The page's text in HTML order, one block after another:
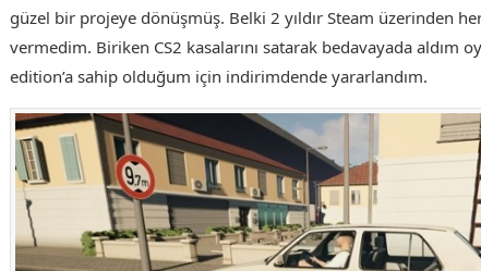
güzel bir projeye dönüşmüş. Belki 2 yıldır Steam üzerinden
vermedim. Biriken CS2 kasalarını satarak bedavayada aldım
edition’a sahip olduğum için indirimdende yararlandım.